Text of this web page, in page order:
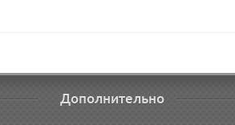
Дополнительно